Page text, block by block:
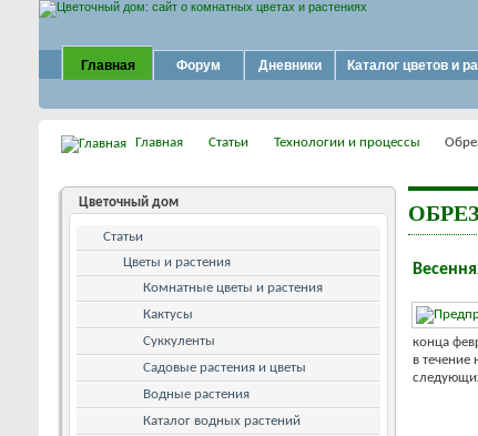
Главная Форум Дневники Каталог цветов и
Главная Статьи Технологии и процессы
конца
в течение
Цветочный дом
Статьи
Цветы и растения
Комнатные цветы и растения
Кактусы
Суккуленты
Садовые растения и цветы
Водные растения
Каталог водных растений